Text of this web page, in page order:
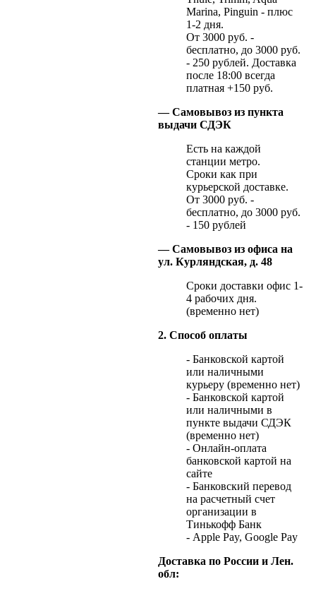
Marina, Pinguin - плюс
1-2 дня.
От 3000 руб. -
бесплатно, до 3000 руб.
- 250 рублей. Доставка
после 18:00 всегда
платная +150 руб.
— Самовывоз из пункта
выдачи СДЭК
Есть на каждой
станции метро.
Сроки как при
курьерской доставке.
От 3000 руб. -
бесплатно, до 3000 руб.
- 150 рублей
— Самовывоз из офиса на
ул. Курляндская, д. 48
Сроки доставки офис 1-
4 рабочих дня.
(временно нет)
2. Способ оплаты
- Банковской картой
или наличными
курьеру (временно нет)
- Банковской картой
или наличными в
пункте выдачи СДЭК
(временно нет)
- Онлайн-оплата
банковской картой на
сайте
- Банковский перевод
на расчетный счет
организации в
Тинькофф Банк
- Apple Pay, Google Pay
Доставка по России и Лен.
обл: